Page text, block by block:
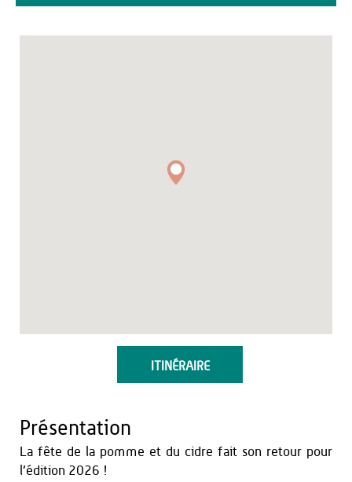
ITINÉRAIRE
Présentation
La fête de la pomme et du cidre fait son retour pour
l’édition 2026 !